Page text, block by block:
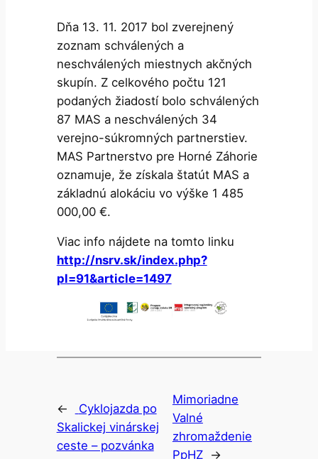
Dňa 13. 11. 2017 bol zverejnený
zoznam schválených a
neschválených miestnych akčných
skupín. Z celkového počtu 121
podaných žiadostí bolo schválených
87 MAS a neschválených 34
verejno-súkromných partnerstiev.
MAS Partnerstvo pre Horné Záhorie
oznamuje, že získala štatút MAS a
základnú alokáciu vo výške 1 485
000,00 €.
Viac info nájdete na tomto linku
http://nsrv.sk/index.php?
pl=91&article=1497
←
Cyklojazda po
Skalickej vinárskej
ceste – pozvánka
Mimoriadne
Valné
zhromaždenie
PpHZ
→